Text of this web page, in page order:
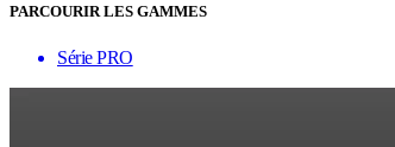
PARCOURIR LES GAMMES
Série PRO